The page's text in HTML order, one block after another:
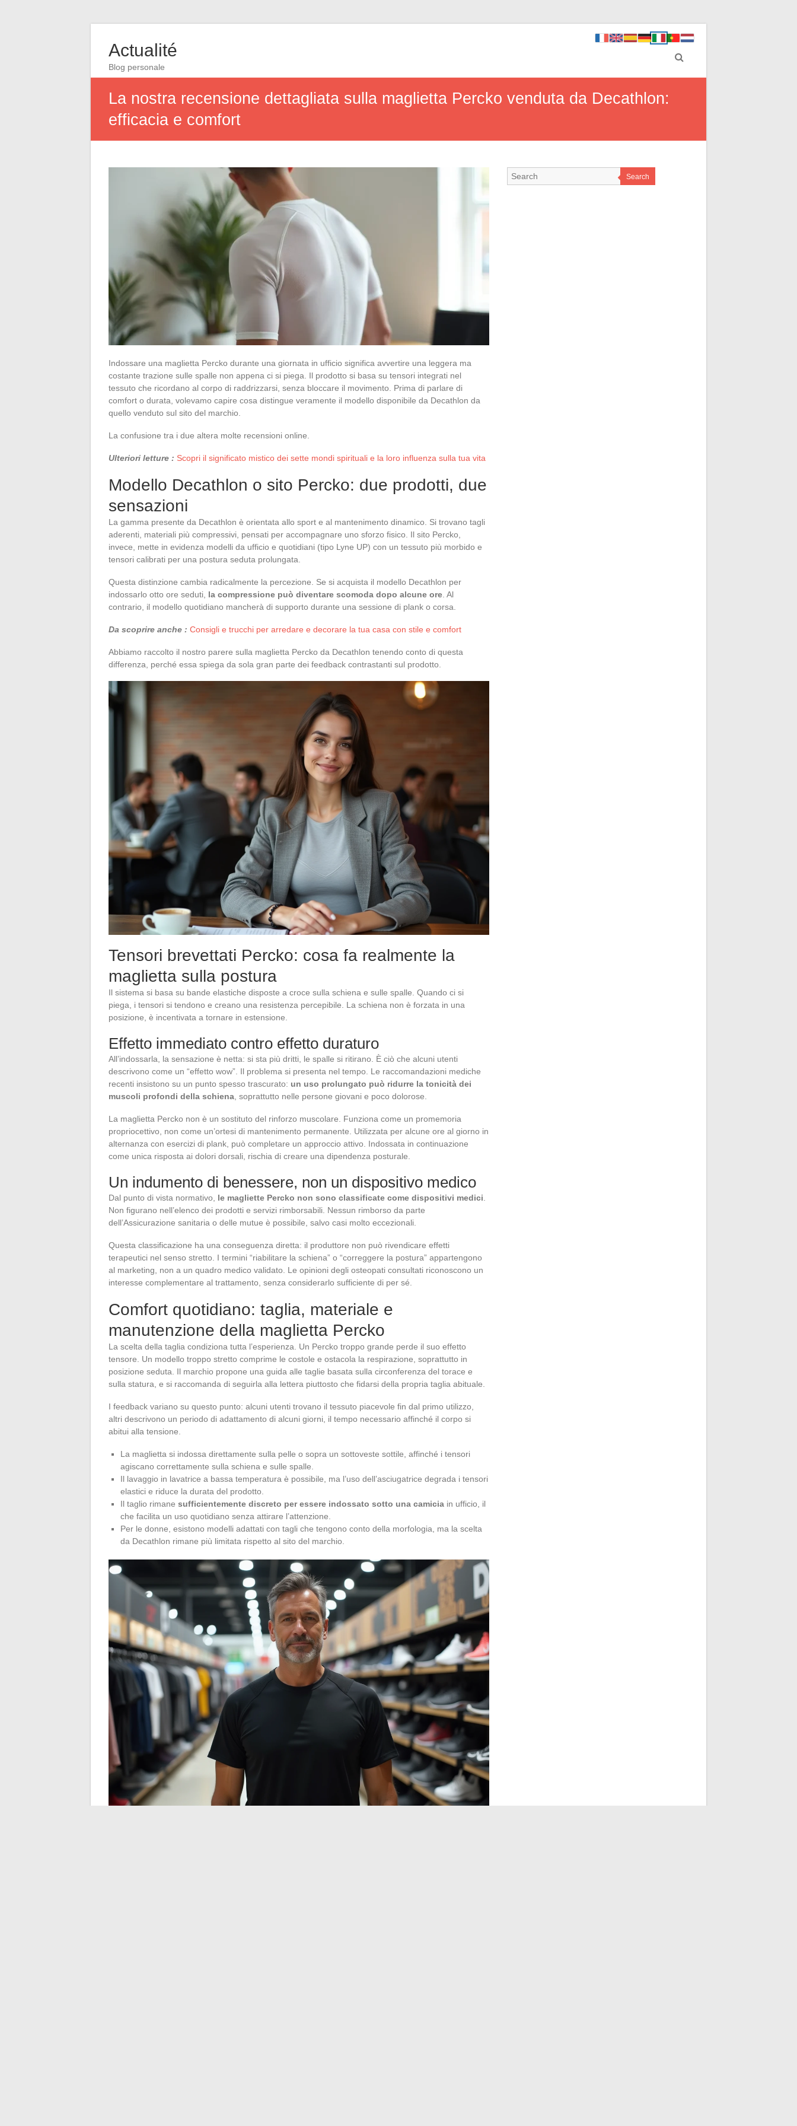
Actualité
Blog personale
La nostra recensione dettagliata sulla maglietta Percko venduta da Decathlon:
efficacia e comfort
Indossare una maglietta Percko durante una giornata in ufficio significa avvertire una leggera ma
costante trazione sulle spalle non appena ci si piega. Il prodotto si basa su tensori integrati nel
tessuto che ricordano al corpo di raddrizzarsi, senza bloccare il movimento. Prima di parlare di
comfort o durata, volevamo capire cosa distingue veramente il modello disponibile da Decathlon da
quello venduto sul sito del marchio.
La confusione tra i due altera molte recensioni online.
Ulteriori letture : Scopri il significato mistico dei sette mondi spirituali e la loro influenza sulla tua vita
Modello Decathlon o sito Percko: due prodotti, due
sensazioni
La gamma presente da Decathlon è orientata allo sport e al mantenimento dinamico. Si trovano tagli
aderenti, materiali più compressivi, pensati per accompagnare uno sforzo fisico. Il sito Percko,
invece, mette in evidenza modelli da ufficio e quotidiani (tipo Lyne UP) con un tessuto più morbido e
tensori calibrati per una postura seduta prolungata.
Questa distinzione cambia radicalmente la percezione. Se si acquista il modello Decathlon per
indossarlo otto ore seduti, la compressione può diventare scomoda dopo alcune ore . Al
contrario, il modello quotidiano mancherà di supporto durante una sessione di plank o corsa.
Da scoprire anche : Consigli e trucchi per arredare e decorare la tua casa con stile e comfort
Abbiamo raccolto il nostro parere sulla maglietta Percko da Decathlon tenendo conto di questa
differenza, perché essa spiega da sola gran parte dei feedback contrastanti sul prodotto.
Tensori brevettati Percko: cosa fa realmente la
maglietta sulla postura
Il sistema si basa su bande elastiche disposte a croce sulla schiena e sulle spalle. Quando ci si
piega, i tensori si tendono e creano una resistenza percepibile. La schiena non è forzata in una
posizione, è incentivata a tornare in estensione.
Effetto immediato contro effetto duraturo
All’indossarla, la sensazione è netta: si sta più dritti, le spalle si ritirano. È ciò che alcuni utenti
descrivono come un “effetto wow”. Il problema si presenta nel tempo. Le raccomandazioni mediche
recenti insistono su un punto spesso trascurato: un uso prolungato può ridurre la tonicità dei
muscoli profondi della schiena , soprattutto nelle persone giovani e poco dolorose.
La maglietta Percko non è un sostituto del rinforzo muscolare. Funziona come un promemoria
propriocettivo, non come un’ortesi di mantenimento permanente. Utilizzata per alcune ore al giorno in
alternanza con esercizi di plank, può completare un approccio attivo. Indossata in continuazione
come unica risposta ai dolori dorsali, rischia di creare una dipendenza posturale.
Un indumento di benessere, non un dispositivo medico
Dal punto di vista normativo, le magliette Percko non sono classificate come dispositivi medici
Non figurano nell’elenco dei prodotti e servizi rimborsabili. Nessun rimborso da parte
dell’Assicurazione sanitaria o delle mutue è possibile, salvo casi molto eccezionali.
Questa classificazione ha una conseguenza diretta: il produttore non può rivendicare effetti
terapeutici nel senso stretto. I termini “riabilitare la schiena” o “correggere la postura” appartengono
al marketing, non a un quadro medico validato. Le opinioni degli osteopati consultati riconoscono un
interesse complementare al trattamento, senza considerarlo sufficiente di per sé.
Comfort quotidiano: taglia, materiale e
manutenzione della maglietta Percko
La scelta della taglia condiziona tutta l’esperienza. Un Percko troppo grande perde il suo effetto
tensore. Un modello troppo stretto comprime le costole e ostacola la respirazione, soprattutto in
posizione seduta. Il marchio propone una guida alle taglie basata sulla circonferenza del torace e
sulla statura, e si raccomanda di seguirla alla lettera piuttosto che fidarsi della propria taglia abituale.
I feedback variano su questo punto: alcuni utenti trovano il tessuto piacevole fin dal primo utilizzo,
altri descrivono un periodo di adattamento di alcuni giorni, il tempo necessario affinché il corpo si
abitui alla tensione.
La maglietta si indossa direttamente sulla pelle o sopra un sottoveste sottile, affinché i tensori
agiscano correttamente sulla schiena e sulle spalle.
Il lavaggio in lavatrice a bassa temperatura è possibile, ma l’uso dell’asciugatrice degrada i tensori
elastici e riduce la durata del prodotto.
Il taglio rimane sufficientemente discreto per essere indossato sotto una camicia in ufficio, il
che facilita un uso quotidiano senza attirare l’attenzione.
Per le donne, esistono modelli adattati con tagli che tengono conto della morfologia, ma la scelta
da Decathlon rimane più limitata rispetto al sito del marchio.
Search